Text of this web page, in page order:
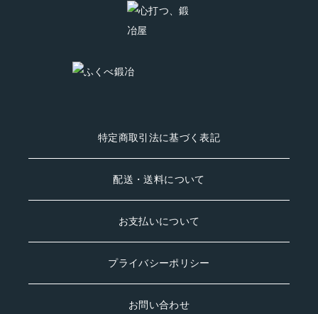
特定商取引法に基づく表記
配送・送料について
お支払いについて
プライバシーポリシー
お問い合わせ